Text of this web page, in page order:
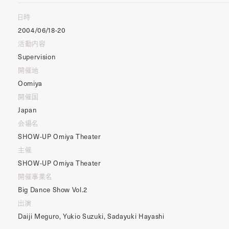
日時
2004/06/18-20
活動内容
Supervision
開催地
Oomiya
開催国
Japan
会場名
SHOW-UP Omiya Theater
主催
SHOW-UP Omiya Theater
開催事業名
Big Dance Show Vol.2
出演
Daiji Meguro, Yukio Suzuki, Sadayuki Hayashi